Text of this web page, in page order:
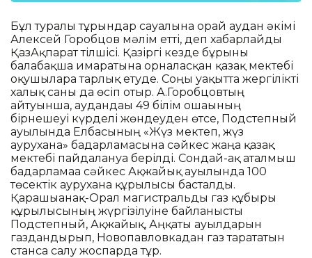
Бұл туралы тұрғындар сауалына орай аудан әкімі
Алексей Горобцов мәлім етті, деп хабарлайды
ҚазАқпарат тілшісі. Қазіргі кезде бұрынғы
балабақша ғимаратына орналасқан қазақ мектебі
оқушыларға тарлық етуде. Соңғы уақытта жергілікті
халық саны да өсіп отыр. А.Горобцовтың
айтуынша, аудандағы 49 білім ошағының
бірнешеуі күрделі жөндеуден өтсе, Подстепный
ауылында Елбасының «Жүз мектеп, жүз
аурухана» бағдарламасына сәйкес жаңа қазақ
мектебі пайдалануға берілді. Сондай-ақ аталмыш
бағдарламаға сәйкес Ақжайық ауылында 100
төсектік аурухана құрылысы басталды.
Қарашығанақ-Орал магистральды газ құбыры
құрылысының жүргізілуіне байланысты
Подстепный, Ақжайық, Аңқаты ауылдарын
газдандырып, Новопавловкадан газ тарататын
станса салу жоспарда тұр.